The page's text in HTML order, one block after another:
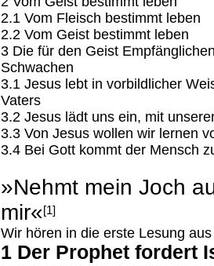
2.1 Vom Fleisch bestimmt leben
2.2 Vom Geist bestimmt leben
3 Die für den Geist
Schwachen
3.1 Jesus lebt in vorbildlicher
Vaters
3.2 Jesus lädt uns ein, mit
3.3 Von Jesus wollen wir lernen
3.4 Bei Gott kommt der Mensch
»Nehmt mein Joch
mir«[1]
Wir hören in die erste Lesung
1 Der Prophet fordert